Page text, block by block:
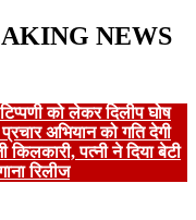
NEWS
को लेकर दिलीप घोष
अभियान को गति देगी
पत्नी ने दिया बेटी
रिलीज